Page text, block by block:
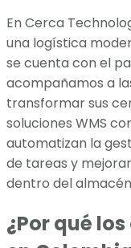
En Cerca
una logística
se cuenta con el
acompañamos a
transformar sus
soluciones WMS
automatizan la
de tareas y
dentro del
¿Por qué